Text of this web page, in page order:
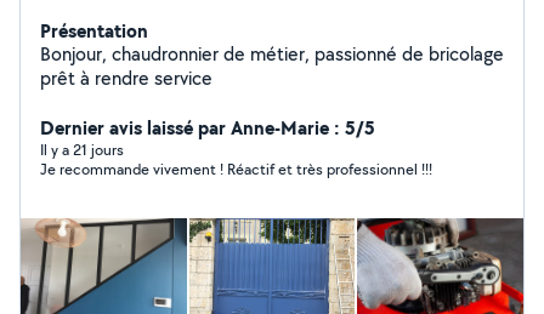
Présentation
Bonjour, chaudronnier de métier, passionné de bricolage
prêt à rendre service
Dernier avis laissé par Anne-Marie : 5/5
Il y a 21 jours
Je recommande vivement ! Réactif et très professionnel !!!